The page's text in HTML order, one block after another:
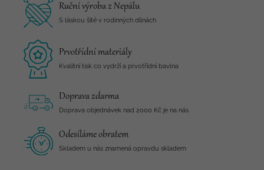
Ruční výroba z Nepálu
S láskou šité v rodinných dílnách
Prvotřídní materiály
Kvalitní tisk co vydrží a prvotřídní bavlna
Doprava zdarma
Doprava objednávek nad 2000 Kč je na nás
Odesíláme obratem
Skladem u nás znamená opravdu skladem